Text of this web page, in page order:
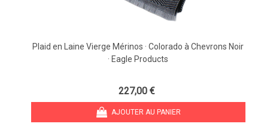
Plaid en Laine Vierge Mérinos · Colorado à Chevrons Noir
· Eagle Products
227,00 €
AJOUTER AU PANIER